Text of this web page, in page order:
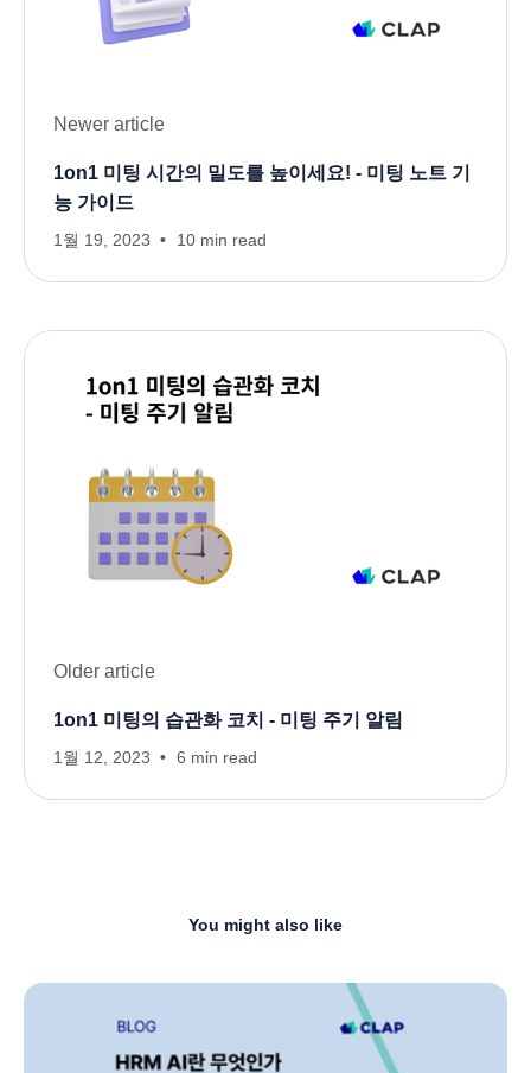
Newer article
1on1 미팅 시간의 밀도를 높이세요! - 미팅 노트 기
능 가이드
1월 19, 2023 10 min read
Older article
1on1 미팅의 습관화 코치 - 미팅 주기 알림
1월 12, 2023 6 min read
You might also like